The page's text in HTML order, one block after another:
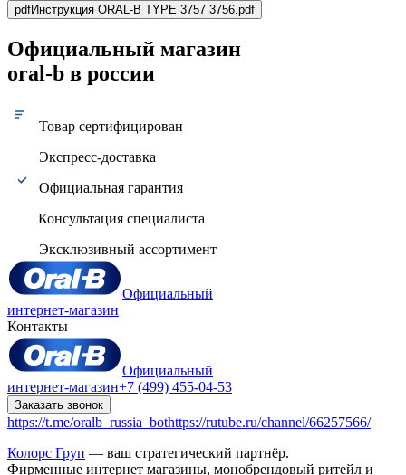
pdfИнструкция ORAL-B TYPE 3757 3756.pdf
Официальный магазин
oral-b в россии
Товар сертифицирован
Экспресс-доставка
Официальная гарантия
Консультация специалиста
Эксклюзивный ассортимент
Официальный
интернет-магазин
Контакты
Официальный
интернет-магазин+7 (499) 455-04-53
Заказать звонок
https://t.me/oralb_russia_bothttps://rutube.ru/channel/66257566/
Колорс Груп — ваш стратегический партнёр.
Фирменные интернет магазины, монобрендовый ритейл и